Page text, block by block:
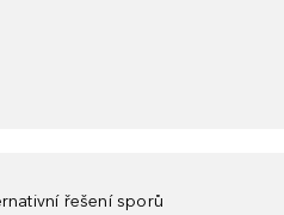
řešení sporů